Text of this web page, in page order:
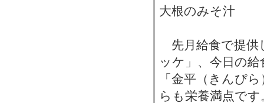
大根のみそ汁
先月給食で提供
ッケ」、今日の
「金平（きんぴ
らも栄養満点です